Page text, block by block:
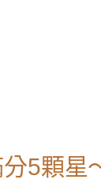
5顆星